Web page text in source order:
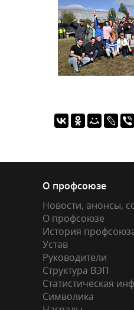
О профсоюзе
Новости, анонсы,
О профсоюзе
История
Устав
Руководители
Структура ВЭП
Статистическая
Символика